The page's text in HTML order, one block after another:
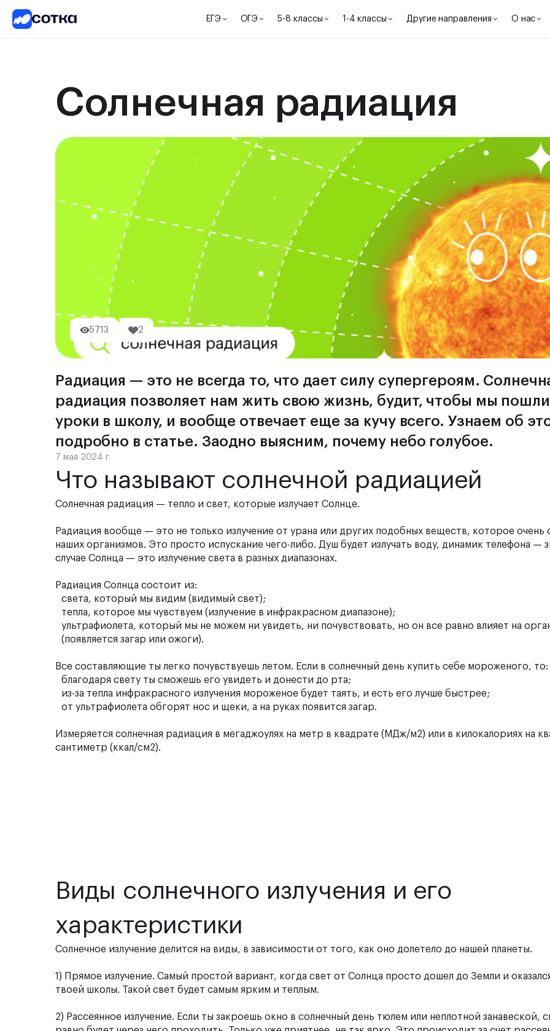
ЕГЭ ОГЭ 5-8 классы 1-4 классы Другие направления О нас
Солнечная радиация
5713 2
Радиация — это не всегда то, что дает силу супергероям.
радиация позволяет нам жить свою жизнь, будит, чтобы мы
уроки в школу, и вообще отвечает еще за кучу всего. Узнаем об
подробно в статье. Заодно выясним, почему небо голубое.
7 мая 2024 г.
Что называют солнечной радиацией
Солнечная радиация — тепло и свет, которые излучает Солнце.
Радиация вообще — это не только излучение от урана или других подобных веществ, которое очень
наших организмов. Это просто испускание чего-либо. Душ будет излучать воду, динамик телефона —
случае Солнца — это излучение света в разных диапазонах.
Радиация Солнца состоит из:
света, который мы видим (видимый свет);
тепла, которое мы чувствуем (излучение в инфракрасном диапазоне);
ультрафиолета, который мы не можем ни увидеть, ни почувствовать, но он все равно влияет на
(появляется загар или ожоги).
Все составляющие ты легко почувствуешь летом. Если в солнечный день купить себе мороженого, то:
благодаря свету ты сможешь его увидеть и донести до рта;
из-за тепла инфракрасного излучения мороженое будет таять, и есть его лучше быстрее;
от ультрафиолета обгорят нос и щеки, а на руках появится загар.
Измеряется солнечная радиация в мегаджоулях на метр в квадрате (МДж/м2) или в килокалориях на
сантиметр (ккал/см2).
Виды солнечного излучения и его
характеристики
Солнечное излучение делится на виды, в зависимости от того, как оно долетело до нашей планеты.
1) Прямое излучение. Самый простой вариант, когда свет от Солнца просто дошел до Земли и
твоей школы. Такой свет будет самым ярким и теплым.
2) Рассеянное излучение. Если ты закроешь окно в солнечный день тюлем или неплотной занавеской,